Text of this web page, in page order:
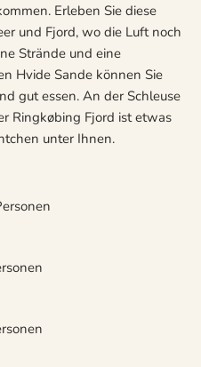
Erleben Sie diese
und Fjord, wo die Luft noch
Strände und eine
Hvide Sande können Sie
gut essen. An der Schleuse
Ringkøbing Fjord ist etwas
unter Ihnen.